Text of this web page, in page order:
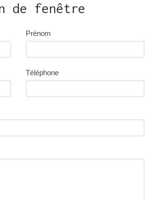
de fenêtre
Prénom
Téléphone